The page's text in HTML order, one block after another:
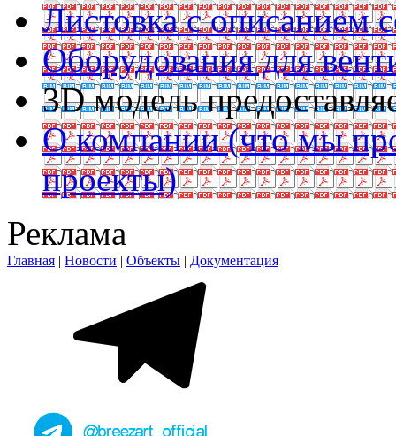
Листовка с описанием
Оборудования для
3D модель
О компании (что мы
проекты)
Реклама
Главная | Новости | Объекты | Документация